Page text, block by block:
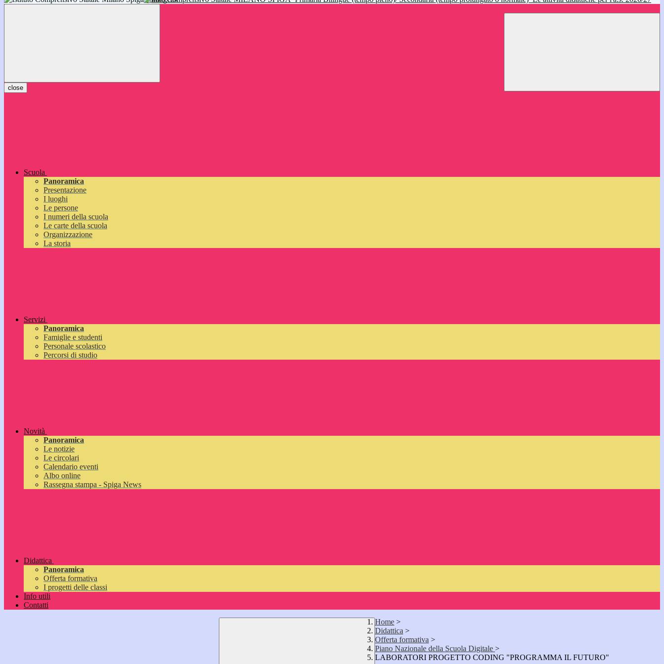
inizieranno il 14 settembre 2026: vi aspettiamo!
close
Scuola
Panoramica
Presentazione
I luoghi
Le persone
I numeri della scuola
Le carte della scuola
Organizzazione
La storia
Servizi
Panoramica
Famiglie e studenti
Personale scolastico
Percorsi di studio
Novità
Panoramica
Le notizie
Le circolari
Calendario eventi
Albo online
Rassegna stampa - Spiga News
Didattica
Panoramica
Offerta formativa
I progetti delle classi
Info utili
Contatti
Home >
Didattica >
Offerta formativa >
Piano Nazionale della Scuola Digitale >
LABORATORI PROGETTO CODING "PROGRAMMA IL FUTURO"